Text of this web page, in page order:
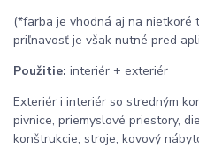
(*farba je vhodná aj na nietkoré
priľnavosť je však nutné pred
Použitie: interiér + exteriér
Exteriér i interiér so stredným
pivnice, priemyslové priestory,
konštrukcie, stroje, kovový